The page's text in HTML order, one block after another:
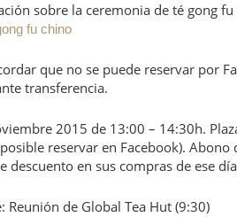
sobre la ceremonia de té gong
fu chino
que no se puede reservar por
transferencia.
2015 de 13:00 – 14:30h.
reservar en Facebook).
descuento en sus compras de ese
Reunión de Global Tea Hut (9:30)